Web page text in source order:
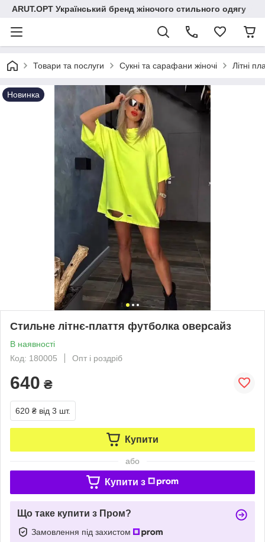
ARUT.OPT Український бренд жіночого стильного одягу
Товари та послуги Сукні та сарафани жіночі Літні
Новинка
Стильне літнє-плаття футболка оверсайз
В наявності
Код: 180005
Опт і роздріб
640 ₴
620 ₴ від 3 шт.
Купити
або
Купити з
Що таке купити з Пром?
Замовлення під захистом